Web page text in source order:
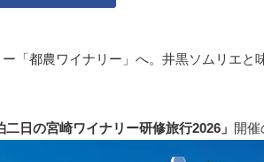
「都農ワイナリー」へ。井黒ソムリエと
二日の宮崎ワイナリー研修旅行2026」 開催